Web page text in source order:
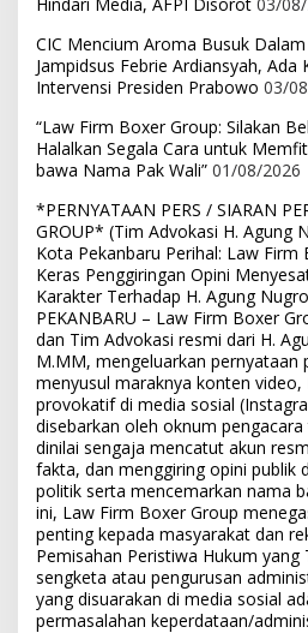
CIC Mencium Aroma Busuk
Jampidsus Febrie Ardiansyah, Ada
Intervensi Presiden Prabowo 03/
“Law Firm Boxer Group: Silakan
Halalkan Segala Cara untuk
bawa Nama Pak Wali” 01/08/2026
*PERNYATAAN PERS / SIARAN
GROUP* (Tim Advokasi H. Agung
Kota Pekanbaru Perihal: Law Firm
Keras Penggiringan Opini
Karakter Terhadap H. Agung
PEKANBARU – Law Firm Boxer
dan Tim Advokasi resmi dari H.
M.MM, mengeluarkan pernyataan
menyusul maraknya konten video,
provokatif di media sosial
disebarkan oleh oknum
dinilai sengaja mencatut akun
fakta, dan menggiring opini publik
politik serta mencemarkan nama
ini, Law Firm Boxer Group
penting kepada masyarakat dan
Pemisahan Peristiwa Hukum yang
sengketa atau pengurusan
yang disuarakan di media sosial
permasalahan keperdataan/